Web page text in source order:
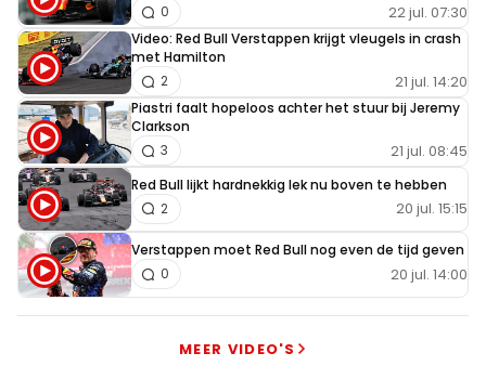
22 jul. 07:30
0
Video: Red Bull Verstappen krijgt vleugels in crash
met Hamilton
21 jul. 14:20
2
Piastri faalt hopeloos achter het stuur bij Jeremy
Clarkson
21 jul. 08:45
3
Red Bull lijkt hardnekkig lek nu boven te hebben
20 jul. 15:15
2
Verstappen moet Red Bull nog even de tijd geven
20 jul. 14:00
0
MEER VIDEO'S